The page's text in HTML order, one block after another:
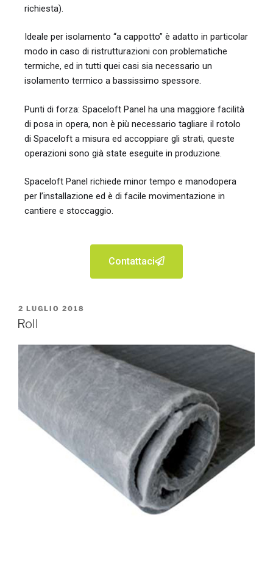
richiesta).
Ideale per isolamento “a cappotto” è adatto in particolar
modo in caso di ristrutturazioni con problematiche
termiche, ed in tutti quei casi sia necessario un
isolamento termico a bassissimo spessore.
Punti di forza: Spaceloft Panel ha una maggiore facilità
di posa in opera, non è più necessario tagliare il rotolo
di Spaceloft a misura ed accoppiare gli strati, queste
operazioni sono già state eseguite in produzione.
Spaceloft Panel richiede minor tempo e manodopera
per l’installazione ed è di facile movimentazione in
cantiere e stoccaggio.
Contattaci
2 LUGLIO 2018
Roll